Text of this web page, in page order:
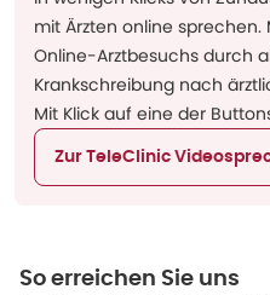
mit Ärzten online
Online-Arztbesuchs durch
Krankschreibung nach
Mit Klick auf eine der
Zur TeleClinic
So erreichen Sie uns